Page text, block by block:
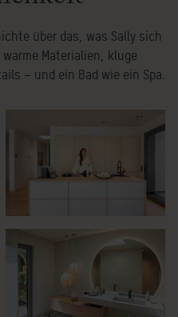
über das, was Sally sich
Materialien, kluge
– und ein Bad wie ein Spa.